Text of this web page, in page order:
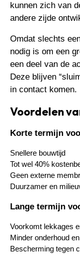
kunnen zich van
andere zijde
Omdat slechts
nodig is om een
een deel van de
Deze blijven
in contact komen.
Voordelen
Korte termijn
Snellere bouwtijd
Tot wel 40%
Geen externe
Duurzamer en
Lange termijn
Voorkomt lekkages
Minder onderhoud
Bescherming tegen